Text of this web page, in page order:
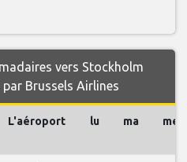
vers Stockholm
Brussels Airlines
L'aéroport lu ma me